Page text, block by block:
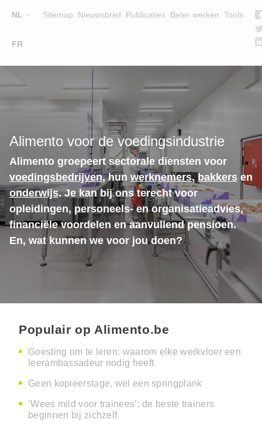
NL
FR
Sitemap Nieuwsbrief Publicaties Beter werken Tools
Main
navigation
LESGEVERS
TEAM
CONTACT
Alimento voor de voedingsindustrie
Alimento groepeert sectorale diensten voor
voedingsbedrijven, hun werknemers, bakkers en
onderwijs. Je kan bij ons terecht voor
opleidingen, personeels- en organisatieadvies,
financiële voordelen en aanvullend pensioen.
En, wat kunnen we voor jou doen?
Populair op Alimento.be
Goesting om te leren: waarom elke werkvloer een
leerambassadeur nodig heeft
Geen kopieerstage, wel een springplank
‘Wees mild voor trainees’: de beste trainers
beginnen bij zichzelf